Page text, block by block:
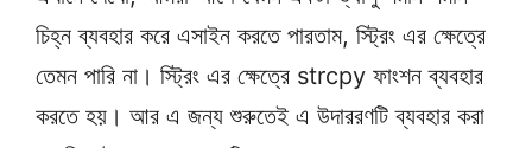
চিহ্ন ব্যবহার করে এসাইন করতে পারতাম, স্ট্রিং এর ক্ষেত্রে
তেমন পারি না। স্ট্রিং এর ক্ষেত্রে strcpy ফাংশন ব্যবহার
করতে হয়। আর এ জন্য শুরুতেই এ উদাররণটি ব্যবহার করা